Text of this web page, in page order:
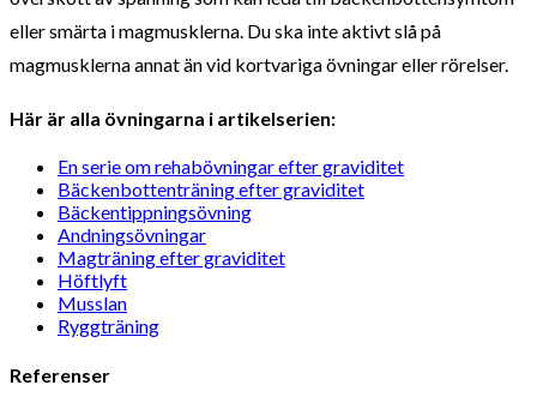
eller smärta i magmusklerna. Du ska inte aktivt slå på
magmusklerna annat än vid kortvariga övningar eller rörelser.
Här är alla övningarna i artikelserien:
En serie om rehabövningar efter graviditet
Bäckenbottenträning efter graviditet
Bäckentippningsövning
Andningsövningar
Magträning efter graviditet
Höftlyft
Musslan
Ryggträning
Referenser